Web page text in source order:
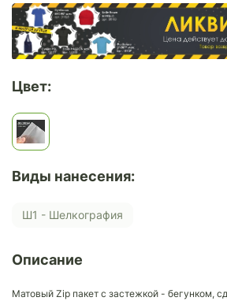
Цвет:
Виды нанесения:
Ш1 - Шелкография
Описание
Матовый Zip пакет с застежкой - бегунком,